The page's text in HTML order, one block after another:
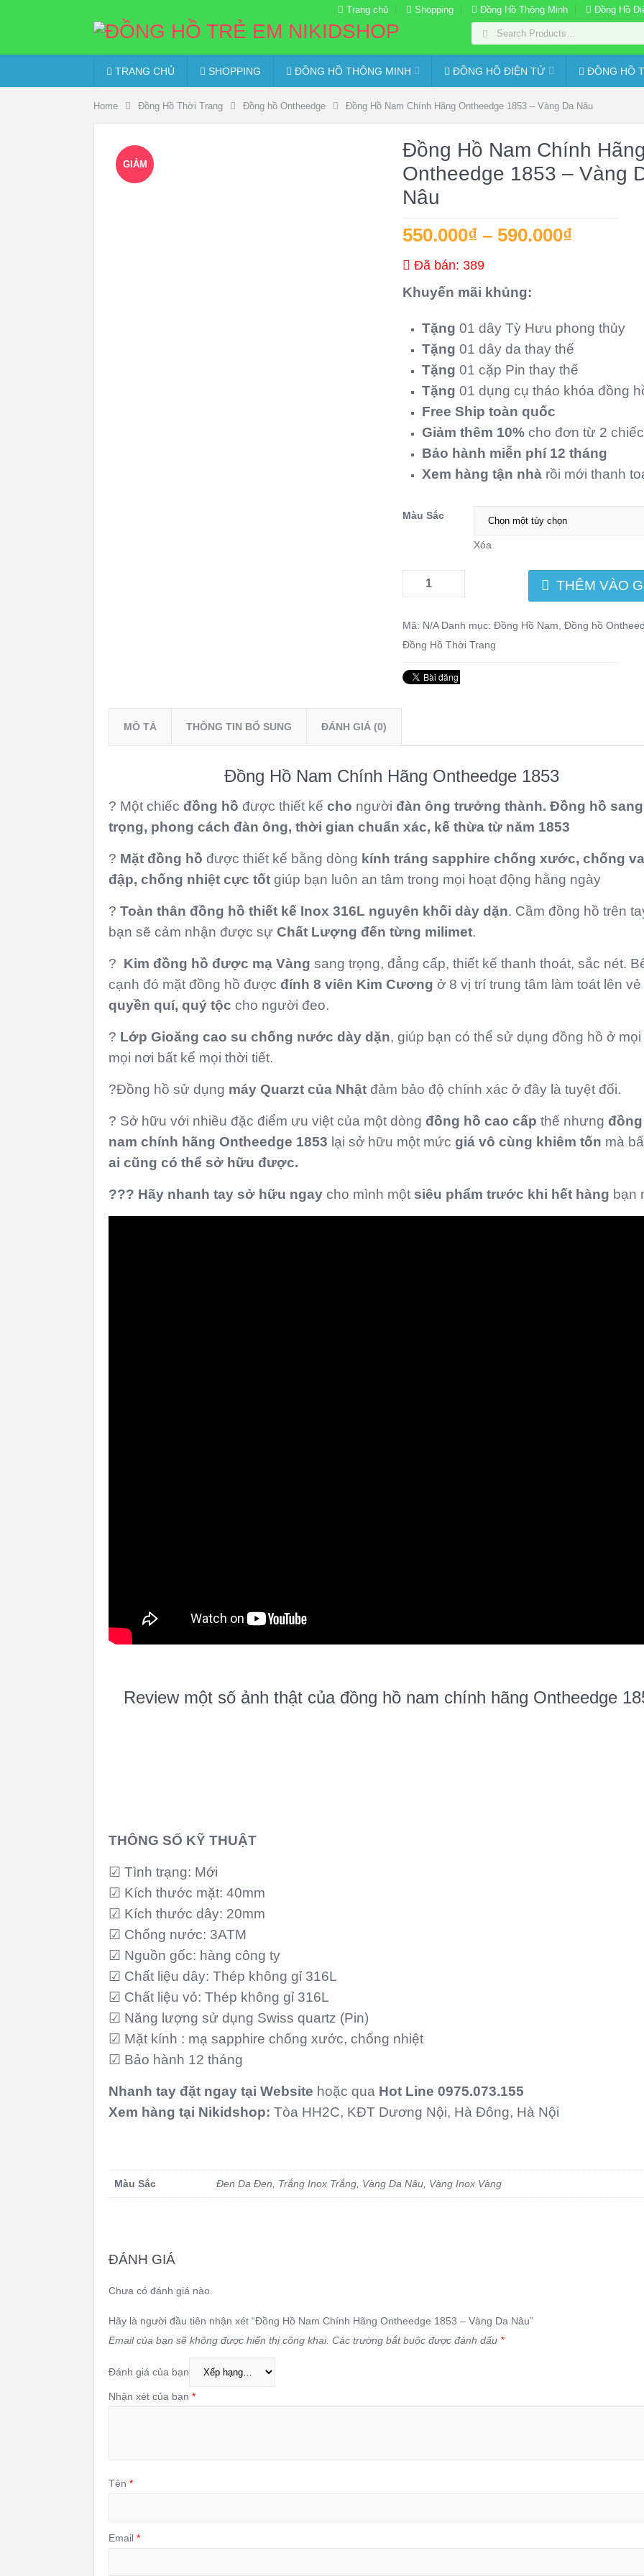
Trang chủ Shopping Đồng Hồ Thông Minh Đồng Hồ
TRANG CHỦ SHOPPING ĐỒNG HỒ THÔNG MINH ĐỒNG HỒ ĐIỆN TỬ ĐỒNG HỒ
Home Đồng Hồ Thời Trang Đồng hồ Ontheedge Đồng Hồ Nam Chính Hãng Ontheedge 1853 – Vàng Da Nâu
GIẢM
Đồng Hồ Nam Chính
Ontheedge 1853 – Vàng
Nâu
550.000₫ – 590.000₫
Đã bán: 389
Khuyến mãi khủng:
Tặng 01 dây Tỳ Hưu phong thủy
Tặng 01 dây da thay thế
Tặng 01 cặp Pin thay thế
Tặng 01 dụng cụ tháo khóa đồng
Free Ship toàn quốc
Giảm thêm 10%cho đơn từ 2 chiếc
Bảo hành miễn phí 12 tháng
Xem hàng tận nhàrồi mới thanh
Màu Sắc
Xóa
THÊM VÀO
Mã: N/A Danh mục:Đồng Hồ Nam ,Đồng hồ
Đồng Hồ Thời Trang
MÔ TẢ THÔNG TIN BỔ SUNG ĐÁNH GIÁ (0)
Đồng Hồ Nam Chính Hãng Ontheedge 1853
? Một chiếc đồng hồ được thiết kế cho người đàn ông trưởng thành. Đồng hồ sang
trọng, phong cách đàn ông, thời gian chuẩn xác, kế thừa từ năm 1853
? Mặt đồng hồ được thiết kế bằng dòng kính tráng sapphire chống xước, chống va
đập, chống nhiệt cực tốt giúp bạn luôn an tâm trong mọi hoạt động hằng ngày
? Toàn thân đồng hồ thiết kế Inox 316L nguyên khối dày dặn. Cầm đồng hồ trên
bạn sẽ cảm nhận được sự Chất Lượng đến từng milimet.
? Kim đồng hồ được mạ Vàng sang trọng, đẳng cấp, thiết kế thanh thoát, sắc nét.
cạnh đó mặt đồng hồ được đính 8 viên Kim Cương ở 8 vị trí trung tâm làm toát lên vẻ
quyền quí, quý tộc cho người đeo.
? Lớp Gioăng cao su chống nước dày dặn, giúp bạn có thể sử dụng đồng hồ ở mọi
mọi nơi bất kể mọi thời tiết.
?Đồng hồ sử dụng máy Quarzt của Nhật đảm bảo độ chính xác ở đây là tuyệt đối.
? Sở hữu với nhiều đặc điểm ưu việt của một dòng đồng hồ cao cấp thế nhưng
nam chính hãng Ontheedge 1853 lại sở hữu một mức giá vô cùng khiêm tốn mà
ai cũng có thể sở hữu được.
??? Hãy nhanh tay sở hữu ngay cho mình một siêu phẩm trước khi hết hàng bạn
Review một số ảnh thật của đồng hồ nam chính hãng Ontheedge
THÔNG SỐ KỸ THUẬT
☑ Tình trạng: Mới
☑ Kích thước mặt: 40mm
☑ Kích thước dây: 20mm
☑ Chống nước: 3ATM
☑ Nguồn gốc: hàng công ty
☑ Chất liệu dây: Thép không gỉ 316L
☑ Chất liệu vỏ: Thép không gỉ 316L
☑ Năng lượng sử dụng Swiss quartz (Pin)
☑ Mặt kính : mạ sapphire chống xước, chống nhiệt
☑ Bảo hành 12 tháng
Nhanh tay đặt ngay tại Website hoặc qua Hot Line 0975.073.155
Xem hàng tại Nikidshop: Tòa HH2C, KĐT Dương Nội, Hà Đông, Hà Nội
Màu Sắc Đen Da Đen Trắng Inox Trắng Vàng Da Nâu Vàng Inox Vàng
ĐÁNH GIÁ
Chưa có đánh giá nào.
Hãy là người đầu tiên nhận xét “Đồng Hồ Nam Chính Hãng Ontheedge 1853 – Vàng Da Nâu”
Email của bạn sẽ không được hiển thị công khai. Các trường bắt buộc được đánh dấu *
Đánh giá của bạn
Nhận xét của bạn *
Tên *
Email *